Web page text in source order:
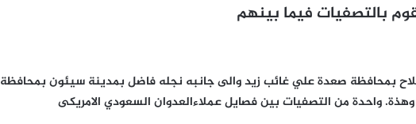
بالتصفيات فيما بينهم
بمحافظة صعدة علي غائب زيد والى جانبه نجله فاضل بمدينة سيئون بمحافظة
واحدة من التصفيات بين فصايل عملاءالعدوان السعودي الامريكى